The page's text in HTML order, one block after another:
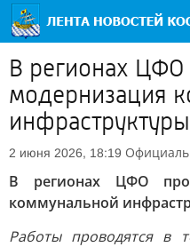
В регионах ЦФО
модернизация
инфраструктуры
2 июня 2026, 18:19
В регионах ЦФО
коммунальной
Работы проводятся в